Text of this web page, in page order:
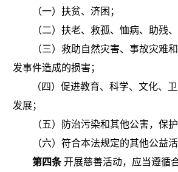
（一）扶贫、济困；
（二）扶老、救孤、恤病、助残、
（三）救助自然灾害、事故灾难
发事件造成的损害；
（四）促进教育、科学、文化、
发展；
（五）防治污染和其他公害，保
（六）符合本法规定的其他公益活
第四条开展慈善活动，应当遵循